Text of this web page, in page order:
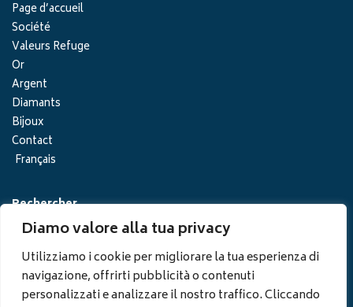
Diamo valore alla tua privacy
Utilizziamo i cookie per migliorare la tua esperienza di
navigazione, offrirti pubblicità o contenuti
personalizzati e analizzare il nostro traffico. Cliccando
Page d’accueil
Société
Valeurs Refuge
Or
Argent
Diamants
Bijoux
Contact
Français
Rechercher